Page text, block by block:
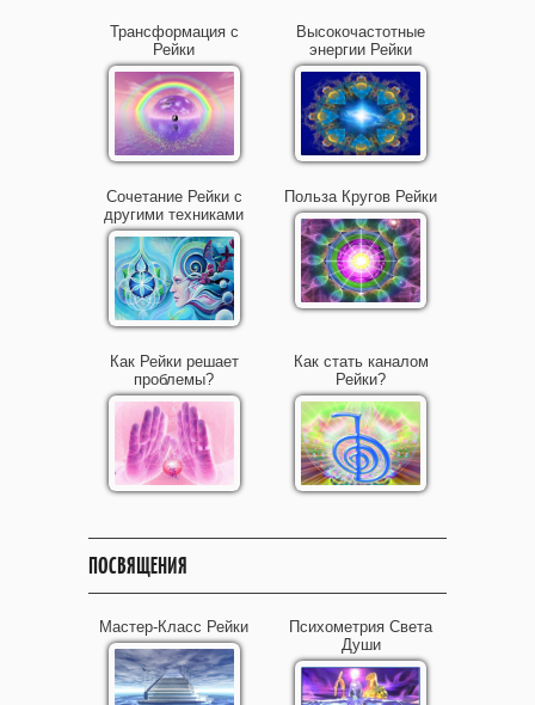
Трансформация с
Рейки
Высокочастотные
энергии Рейки
Сочетание Рейки с
другими техниками
Польза Кругов Рейки
Как Рейки решает
проблемы?
Как стать каналом
Рейки?
ПОСВЯЩЕНИЯ
Мастер-Класс Рейки
Психометрия Света
Души